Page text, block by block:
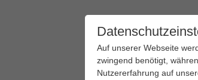
Auf unserer Webseite
zwingend benötigt,
Nutzererfahrung auf